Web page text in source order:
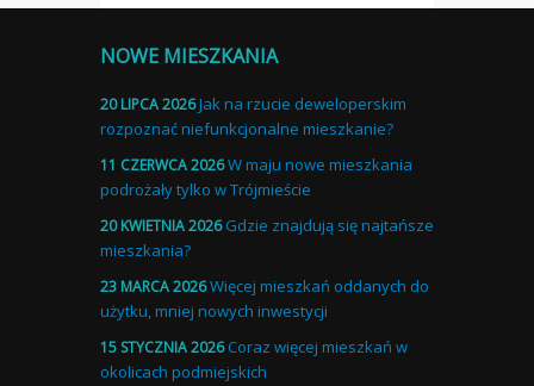
NOWE MIESZKANIA
20 LIPCA 2026Jak na rzucie deweloperskim
rozpoznać niefunkcjonalne mieszkanie?
11 CZERWCA 2026W maju nowe mieszkania
podrożały tylko w Trójmieście
20 KWIETNIA 2026 Gdzie znajdują się najtańsze
mieszkania?
23 MARCA 2026Więcej mieszkań oddanych do
użytku, mniej nowych inwestycji
15 STYCZNIA 2026 Coraz więcej mieszkań w
okolicach podmiejskich